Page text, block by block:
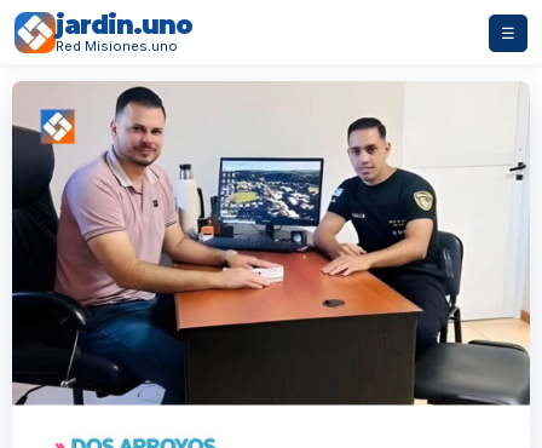
jardin.uno
Red Misiones.uno
☰